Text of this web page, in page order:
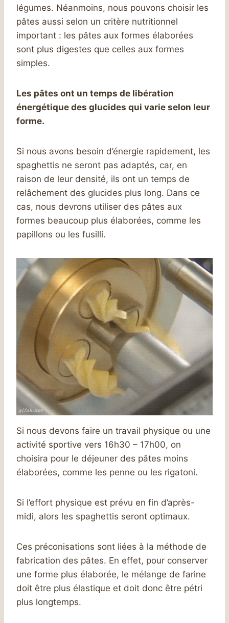
légumes. Néanmoins, nous pouvons choisir les
pâtes aussi selon un critère nutritionnel
important : les pâtes aux formes élaborées
sont plus digestes que celles aux formes
simples.
Les pâtes ont un temps de libération
énergétique des glucides qui varie selon leur
forme.
Si nous avons besoin d’énergie rapidement, les
spaghettis ne seront pas adaptés, car, en
raison de leur densité, ils ont un temps de
relâchement des glucides plus long. Dans ce
cas, nous devrons utiliser des pâtes aux
formes beaucoup plus élaborées, comme les
papillons ou les fusilli.
Si nous devons faire un travail physique ou une
activité sportive vers 16h30 – 17h00, on
choisira pour le déjeuner des pâtes moins
élaborées, comme les penne ou les rigatoni.
Si l’effort physique est prévu en fin d’après-
midi, alors les spaghettis seront optimaux.
Ces préconisations sont liées à la méthode de
fabrication des pâtes. En effet, pour conserver
une forme plus élaborée, le mélange de farine
doit être plus élastique et doit donc être pétri
plus longtemps.